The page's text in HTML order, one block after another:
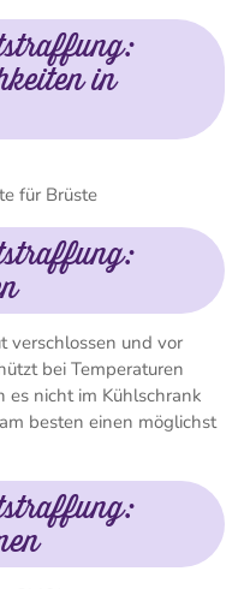
in
für Brüste
verschlossen und vor
bei Temperaturen
es nicht im Kühlschrank
besten einen möglichst